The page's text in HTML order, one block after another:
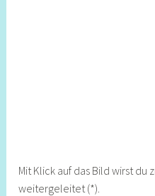
Mit Klick auf das Bild wirst du
weitergeleitet (*).